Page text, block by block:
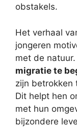
obstakels.
Het verhaal
jongeren
met de natuur.
migratie te
zijn betrokken
Dit helpt hen
met hun
bijzondere